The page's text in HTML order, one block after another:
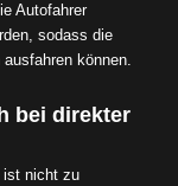
Autofahrer
sodass die
können.
bei direkter
ist nicht zu